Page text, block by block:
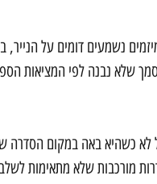
נשמעים דומים על הנייר,
שלא נבנה לפי המציאות
כשהיא באה במקום הסדרה
מורכבות שלא מתאימות